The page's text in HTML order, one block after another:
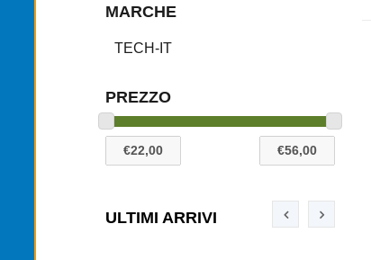
MARCHE
TECH-IT
PREZZO
ULTIMI ARRIVI